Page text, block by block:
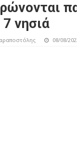
7 νησιά
08/08/